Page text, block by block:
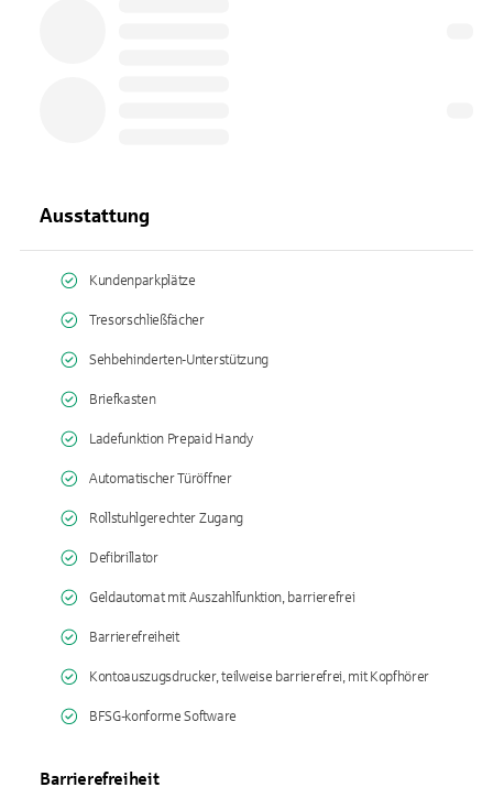
Ausstattung
Kundenparkplätze
Tresorschließfächer
Sehbehinderten-Unterstützung
Briefkasten
Ladefunktion Prepaid Handy
Automatischer Türöffner
Rollstuhlgerechter Zugang
Defibrillator
Geldautomat mit Auszahlfunktion, barrierefrei
Barrierefreiheit
Kontoauszugsdrucker, teilweise barrierefrei, mit Kopfhörer
BFSG-konforme Software
Barrierefreiheit